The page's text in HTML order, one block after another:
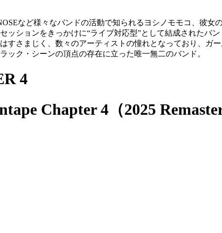
など様々なバンドの活動で知られるヨシノモモコ、彼
ッションをきっかけに“ライブ対応型”として結成されたバ
すさまじく、数々のアーティストの憧れとなっており、ガ
ク・シーンの頂点の存在に立った唯一無二のバンド。
4
Chapter 4（2025 Remaster